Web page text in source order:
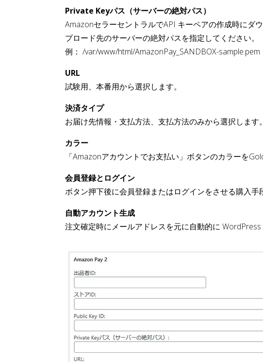
Private Keyパス（サーバーの絶対パス）
AmazonセラーセントラルでAPI キーペアの作成時にダ
プロード先のサーバーの絶対パスを指定してください。
例： /var/www/html/AmazonPay_SANDBOX-sample.pem
URL
試験用、本番用から選択します。
決済タイプ
お届け先情報・支払方法、支払方法のみから選択します。
カラー
「Amazonアカウントでお支払い」ボタンのカラーを
会員登録とログイン
ボタン押下後に会員登録またはログインをさせる購入手
自動アカウント生成
注文確定時にメールアドレスを元に自動的に